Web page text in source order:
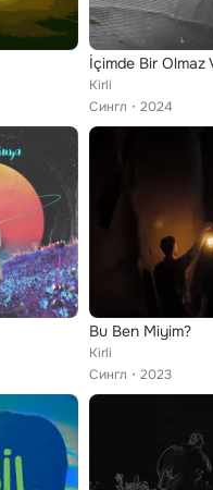
İçimde Bir Olmaz
Kirli
Сингл
2024
Bu Ben Miyim?
Kirli
Сингл
2023